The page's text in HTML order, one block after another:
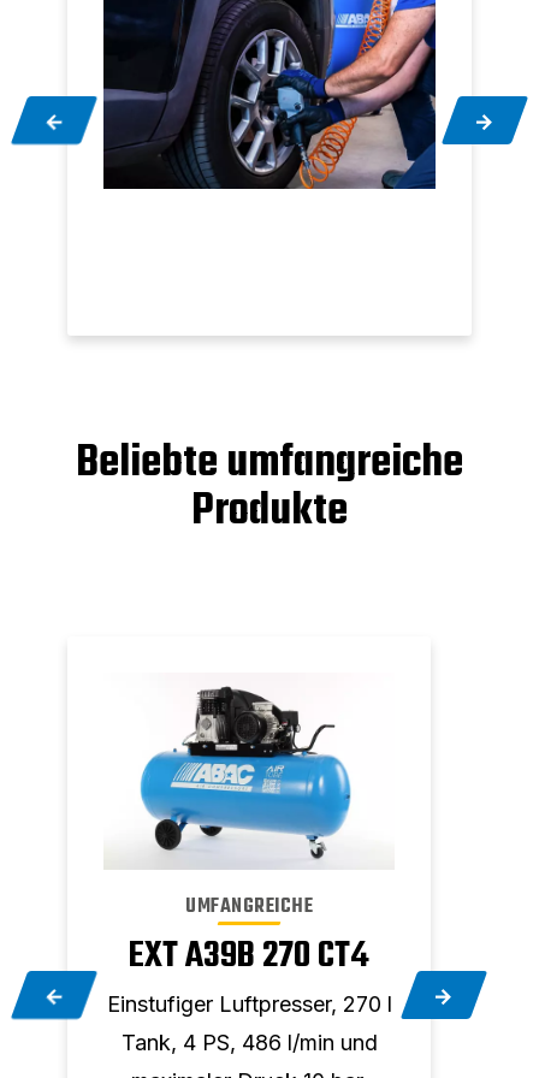
Beliebte umfangreiche
Produkte
UMFANGREICHE
EXT A39B 270 CT4
Einstufiger Luftpresser, 270 l
Tank, 4 PS, 486 l/min und